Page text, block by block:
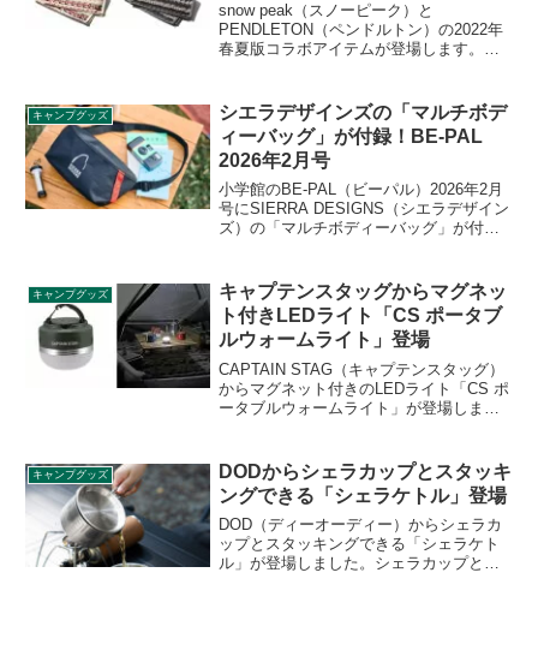
snow peak（スノーピーク）と
PENDLETON（ペンドルトン）の2022年
春夏版コラボアイテムが登場します。
た。2022年6月4日まで予約受付していま
す。詳細をレビューします。
キャンプグッズ
シエラデザインズの「マルチボデ
ィーバッグ」が付録！BE-PAL
2026年2月号
小学館のBE-PAL（ビーパル）2026年2月
号にSIERRA DESIGNS（シエラデザイン
ズ）の「マルチボディーバッグ」が付録
ボディーバッグで、街でもソトでも大活
躍するアイテムです。詳細をレビューし
ます。
キャンプグッズ
キャプテンスタッグからマグネッ
ト付きLEDライト「CS ポータブ
ルウォームライト」登場
CAPTAIN STAG（キャプテンスタッグ）
からマグネット付きのLEDライト「CS ポ
ータブルウォームライト」が登場しまし
場所にセットできます。詳細をレビュー
します。
キャンプグッズ
DODからシェラカップとスタッキ
ングできる「シェラケトル」登場
DOD（ディーオーディー）からシェラカ
ップとスタッキングできる「シェラケト
ル」が登場しました。シェラカップと重